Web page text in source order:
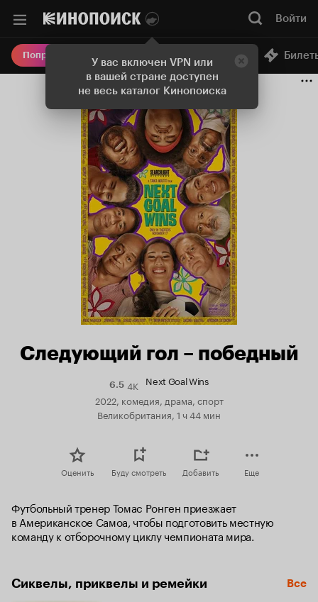
У вас включен VPN или
в вашей стране доступен
не весь каталог Кинопоиска
Войти
Попробовать Плюс Онлайн-кинотеатр
Следующий гол – победный
6.5Рейтинг
Кинопоиска
6.5
4K Next Goal Wins
2022, комедия, драма, спорт
Великобритания, 1 ч 44 мин
Оценить Буду смотреть Добавить Еще
Футбольный тренер Томас Ронген приезжает
в Американское Самоа, чтобы подготовить местную
команду к отборочному циклу чемпионата мира.
Сиквелы, приквелы и ремейки Все